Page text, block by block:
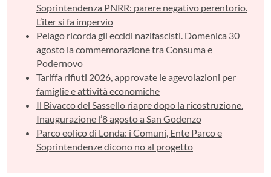
Soprintendenza PNRR: parere negativo perentorio.
L’iter si fa impervio
Pelago ricorda gli eccidi nazifascisti. Domenica 30
agosto la commemorazione tra Consuma e
Podernovo
Tariffa rifiuti 2026, approvate le agevolazioni per
famiglie e attività economiche
Il Bivacco del Sassello riapre dopo la ricostruzione.
Inaugurazione l’8 agosto a San Godenzo
Parco eolico di Londa: i Comuni, Ente Parco e
Soprintendenze dicono no al progetto